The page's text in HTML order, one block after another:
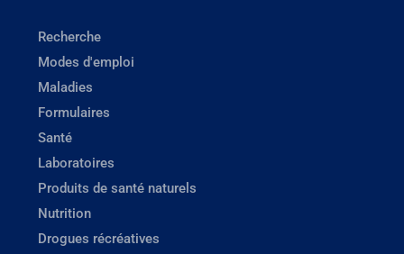
Recherche
Modes d'emploi
Maladies
Formulaires
Santé
Laboratoires
Produits de santé naturels
Nutrition
Drogues récréatives